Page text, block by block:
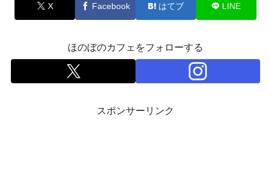
X Facebook はてブ LINE
ほのぼのカフェをフォローする
スポンサーリンク